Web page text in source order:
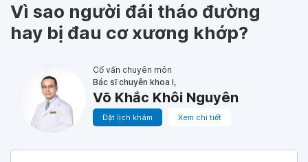
Vì sao người đái tháo đường
hay bị đau cơ xương khớp?
Cố vấn chuyên môn
Bác sĩ chuyên khoa I,
Võ Khắc Khôi Nguyên
Đặt lịch khám Xem chi tiết